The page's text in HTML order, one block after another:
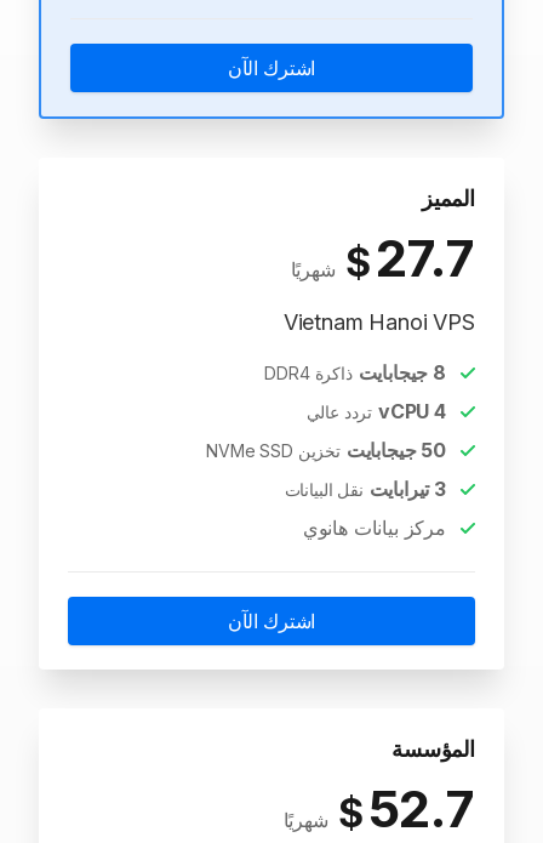
اشترك الآن
المميز
27.7
$ شهريًا
Vietnam Hanoi VPS
8 جيجابايت ذاكرة DDR4
4
vCPU تردد عالي
50 جيجابايت تخزين NVMe SSD
3 تيرابايت نقل البيانات
مركز بيانات هانوي
اشترك الآن
المؤسسة
52.7
$ شهريًا